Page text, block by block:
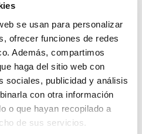
se usan para personalizar
ofrecer funciones de redes
Además, compartimos
haga del sitio web con
sociales, publicidad y análisis
con otra información
o que hayan recopilado a
de sus servicios.
se mantiene que se
en otras
de San Vicente
se han detectado
del terreno.